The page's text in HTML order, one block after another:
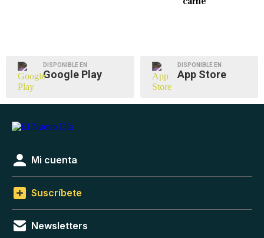
DISPONIBLE EN
Google Play
DISPONIBLE EN
App Store
Mi cuenta
Suscríbete
Newsletters